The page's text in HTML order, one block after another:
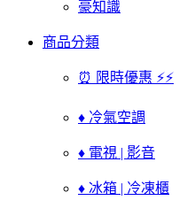
豪知識
商品分類
⏰ 限時優惠 ⚡⚡
♦ 冷氣空調
♦ 電視 | 影音
♦ 冰箱 | 冷凍櫃